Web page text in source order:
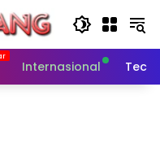
Internasional